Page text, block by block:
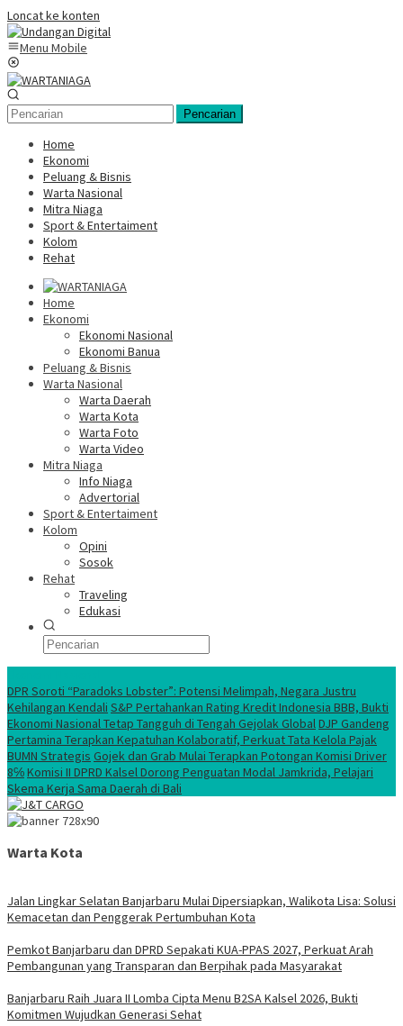
Loncat ke konten
Menu Mobile
Pencarian
Home
Ekonomi
Peluang & Bisnis
Warta Nasional
Mitra Niaga
Sport & Entertaiment
Kolom
Rehat
Home
Ekonomi
Ekonomi Nasional
Ekonomi Banua
Peluang & Bisnis
Warta Nasional
Warta Daerah
Warta Kota
Warta Foto
Warta Video
Mitra Niaga
Info Niaga
Advertorial
Sport & Entertaiment
Kolom
Opini
Sosok
Rehat
Traveling
Edukasi
DPR Soroti “Paradoks Lobster”: Potensi Melimpah, Negara Justru
Kehilangan Kendali S&P Pertahankan Rating Kredit Indonesia BBB, Bukti
Ekonomi Nasional Tetap Tangguh di Tengah Gejolak GlobalDJP Gandeng
Pertamina Terapkan Kepatuhan Kolaboratif, Perkuat Tata Kelola Pajak
BUMN Strategis Gojek dan Grab Mulai Terapkan Potongan Komisi Driver
8℅Komisi II DPRD Kalsel Dorong Penguatan Modal Jamkrida, Pelajari
Skema Kerja Sama Daerah di Bali
Warta Kota
Jalan Lingkar Selatan Banjarbaru Mulai Dipersiapkan, Walikota Lisa: Solusi
Kemacetan dan Penggerak Pertumbuhan Kota
Pemkot Banjarbaru dan DPRD Sepakati KUA-PPAS 2027, Perkuat Arah
Pembangunan yang Transparan dan Berpihak pada Masyarakat
Banjarbaru Raih Juara II Lomba Cipta Menu B2SA Kalsel 2026, Bukti
Komitmen Wujudkan Generasi Sehat